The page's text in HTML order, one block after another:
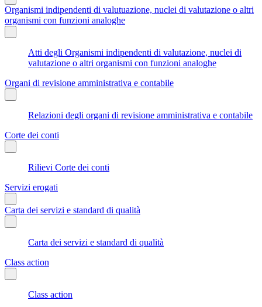
Organismi indipendenti di valutuazione, nuclei di valutazione o altri
organismi con funzioni analoghe
Atti degli Organismi indipendenti di valutazione, nuclei di
valutazione o altri organismi con funzioni analoghe
Organi di revisione amministrativa e contabile
Relazioni degli organi di revisione amministrativa e contabile
Corte dei conti
Rilievi Corte dei conti
Servizi erogati
Carta dei servizi e standard di qualità
Carta dei servizi e standard di qualità
Class action
Class action